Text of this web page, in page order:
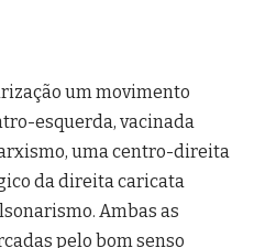
um movimento
esquerda, vacinada
uma centro-direita
da direita caricata
Ambas as
pelo bom senso